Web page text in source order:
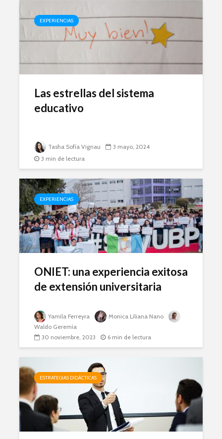
EXPERIENCIAS
Las estrellas del sistema
educativo
Tasha Sofía Vignau
3 mayo, 2024
3 min de lectura
EXPERIENCIAS
ONIET: una experiencia exitosa
de extensión universitaria
Yamila Ferreyra
Monica Liliana Nano
Waldo Geremía
30 noviembre, 2023
6 min de lectura
ESTRATEGIAS DIDÁCTICAS